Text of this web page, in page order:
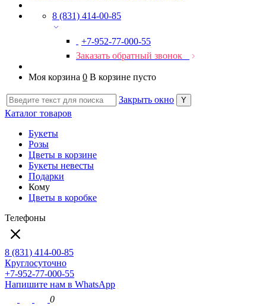
8 (831) 414-00-85
+7-952-77-000-55
Заказать обратный звонок
Моя корзина 0 В корзине пусто
Закрыть окно
Каталог товаров
Букеты
Розы
Цветы в корзине
Букеты невесты
Подарки
Кому
Цветы в коробке
Телефоны
8 (831) 414-00-85
Круглосуточно
+7-952-77-000-55
Напишите нам в WhatsApp
0